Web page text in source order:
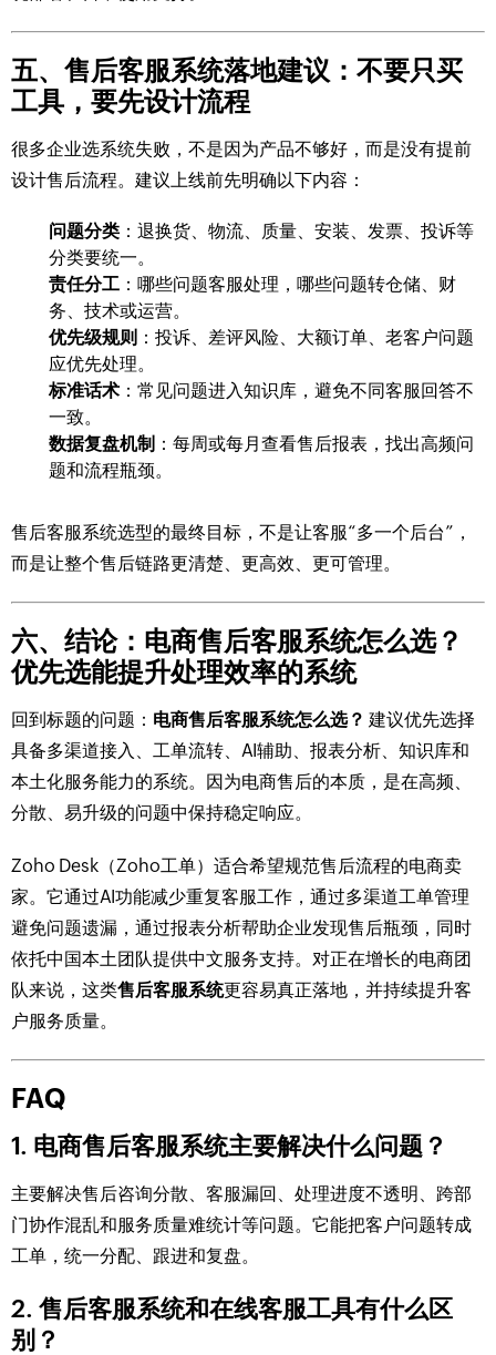
五、售后客服系统落地建议：不要只买
工具，要先设计流程
很多企业选系统失败，不是因为产品不够好，而是没有提前
设计售后流程。建议上线前先明确以下内容：
问题分类 ：退换货、物流、质量、安装、发票、投诉等
分类要统一。
责任分工 ：哪些问题客服处理，哪些问题转仓储、财
务、技术或运营。
优先级规则 ：投诉、差评风险、大额订单、老客户问题
应优先处理。
标准话术 ：常见问题进入知识库，避免不同客服回答不
一致。
数据复盘机制 ：每周或每月查看售后报表，找出高频问
题和流程瓶颈。
售后客服系统选型的最终目标，不是让客服“多一个后台”，
而是让整个售后链路更清楚、更高效、更可管理。
六、结论：电商售后客服系统怎么选？
优先选能提升处理效率的系统
回到标题的问题： 电商售后客服系统怎么选？ 建议优先选择
具备多渠道接入、工单流转、AI辅助、报表分析、知识库和
本土化服务能力的系统。因为电商售后的本质，是在高频、
分散、易升级的问题中保持稳定响应。
Zoho Desk（Zoho工单）适合希望规范售后流程的电商卖
家。它通过AI功能减少重复客服工作，通过多渠道工单管理
避免问题遗漏，通过报表分析帮助企业发现售后瓶颈，同时
依托中国本土团队提供中文服务支持。对正在增长的电商团
队来说，这类售后客服系统更容易真正落地，并持续提升客
户服务质量。
FAQ
1. 电商售后客服系统主要解决什么问题？
主要解决售后咨询分散、客服漏回、处理进度不透明、跨部
门协作混乱和服务质量难统计等问题。它能把客户问题转成
工单，统一分配、跟进和复盘。
2. 售后客服系统和在线客服工具有什么区
别？